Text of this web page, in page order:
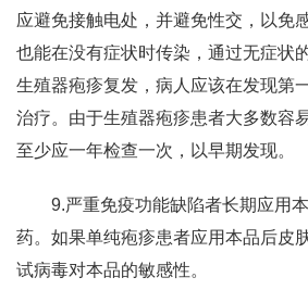
应避免接触电处，并避免性交，以免
也能在没有症状时传染，通过无症状
生殖器疱疹复发，病人应该在发现第
治疗。由于生殖器疱疹患者大多数容
至少应一年检查一次，以早期发现。
9.严重免疫功能缺陷者长期应用
药。如果单纯疱疹患者应用本品后皮
试病毒对本品的敏感性。